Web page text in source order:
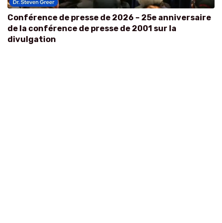
Conférence de presse de 2026 – 25e anniversaire
de la conférence de presse de 2001 sur la
divulgation